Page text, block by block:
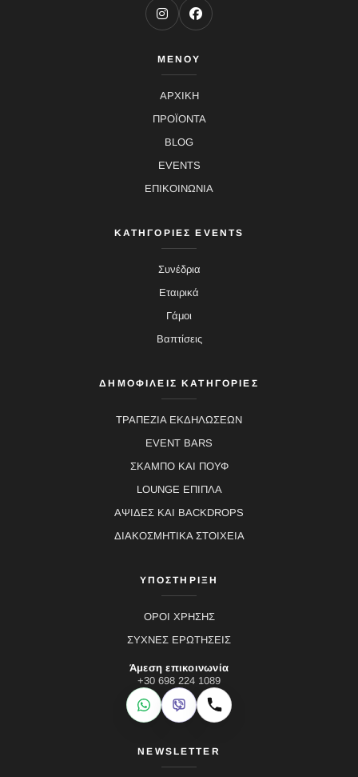
ΜΕΝΟΥ
ΑΡΧΙΚΗ
ΠΡΟΪΟΝΤΑ
BLOG
EVENTS
ΕΠΙΚΟΙΝΩΝΙΑ
ΚΑΤΗΓΟΡΙΕΣ EVENTS
Συνέδρια
Εταιρικά
Γάμοι
Βαπτίσεις
ΔΗΜΟΦΙΛΕΙΣ ΚΑΤΗΓΟΡΙΕΣ
ΤΡΑΠΕΖΙΑ ΕΚΔΗΛΩΣΕΩΝ
EVENT BARS
ΣΚΑΜΠΟ ΚΑΙ ΠΟΥΦ
LOUNGE ΕΠΙΠΛΑ
ΑΨΙΔΕΣ ΚΑΙ BACKDROPS
ΔΙΑΚΟΣΜΗΤΙΚΑ ΣΤΟΙΧΕΙΑ
ΥΠΟΣΤΗΡΙΞΗ
ΟΡΟΙ ΧΡΗΣΗΣ
ΣΥΧΝΕΣ ΕΡΩΤΗΣΕΙΣ
Άμεση επικοινωνία
+30 698 224 1089
WhatsApp
Viber Κλήση
NEWSLETTER